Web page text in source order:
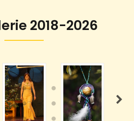
2018-2026